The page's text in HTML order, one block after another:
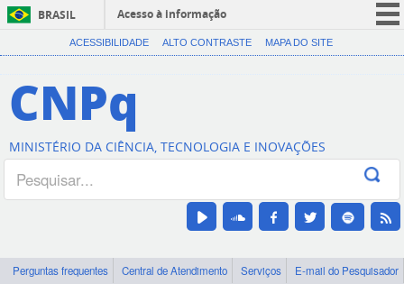
BRASIL
Acesso à informação
CORONAVÍRUS (COVID-19)
Canais
ACESSIBILIDADE ALTO CONTRASTE MAPA DO SITE
CNPq
MINISTÉRIO DA CIÊNCIA, TECNOLOGIA E INOVAÇÕES
Perguntas frequentes Central de Atendimento Serviços
E-mail do Pesquisador